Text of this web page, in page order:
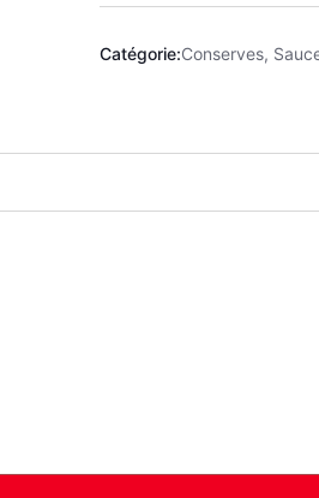
Catégorie:Conserves,